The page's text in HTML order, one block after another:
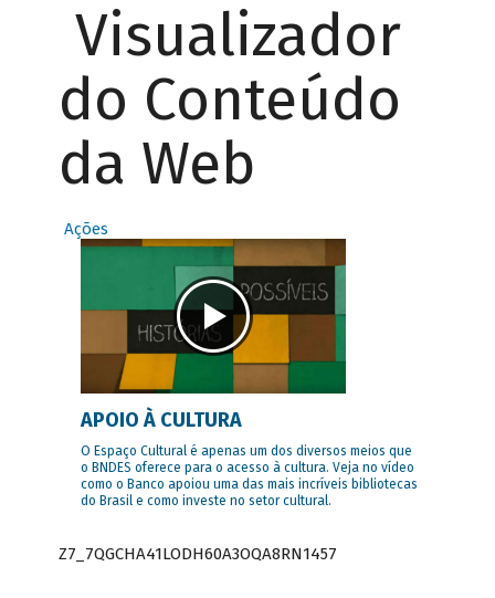
Visualizador
do Conteúdo
da Web
Ações
APOIO À CULTURA
O Espaço Cultural é apenas um dos diversos meios que
o BNDES oferece para o acesso à cultura. Veja no vídeo
como o Banco apoiou uma das mais incríveis bibliotecas
do Brasil e como investe no setor cultural.
Z7_7QGCHA41LODH60A3OQA8RN1457